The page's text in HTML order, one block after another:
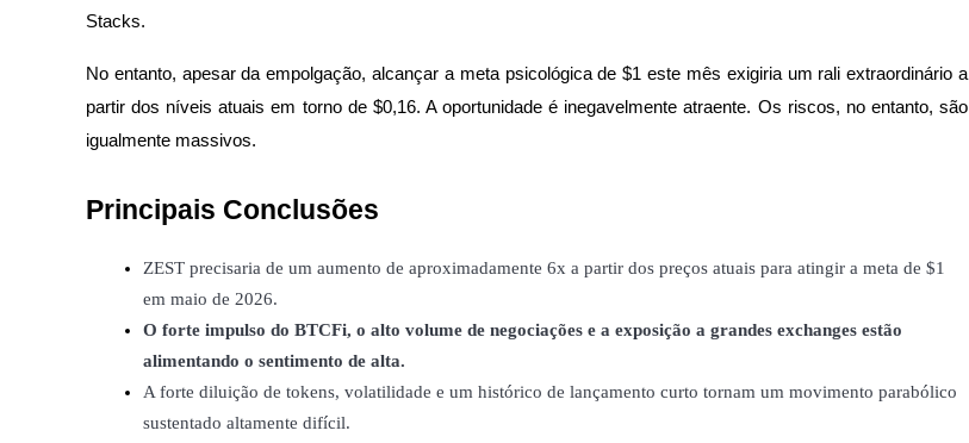
Derivativos de ações, câmbio, metais preciosos e commodities
Futuros de USDC
Stacks.
No entanto, apesar da empolgação, alcançar a meta psicológica de $1 este mês exigiria um rali extraordinário a
partir dos níveis atuais em torno de $0,16. A oportunidade é inegavelmente atraente. Os riscos, no entanto, são
igualmente massivos.
Principais Conclusões
ZEST precisaria de um aumento de aproximadamente 6x a partir dos preços atuais para atingir a meta de $1
em maio de 2026.
O forte impulso do BTCFi, o alto volume de negociações e a exposição a grandes exchanges estão
alimentando o sentimento de alta.
A forte diluição de tokens, volatilidade e um histórico de lançamento curto tornam um movimento parabólico
sustentado altamente difícil.